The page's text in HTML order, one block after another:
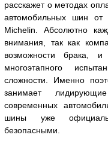
расскажет о методах
автомобильных шин от
Michelin. Абсолютно
внимания, так как
возможности брака,
многоэтапного
сложности. Именно
занимает
современных
шины уже
безопасными.